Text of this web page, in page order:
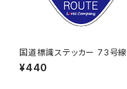
国道標識ステッカー 73号線
¥440